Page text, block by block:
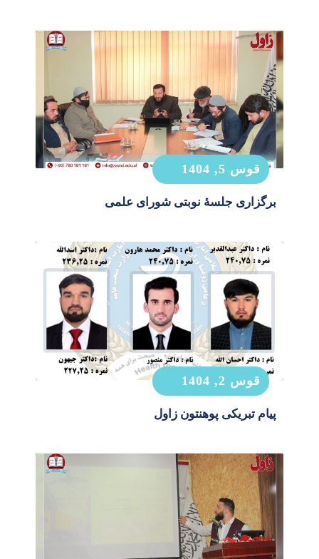
قوس 5, 1404
برگزاری جلسۀ نوبتی شورای علمی
قوس 2, 1404
پیام تبریکی پوهنتون زاول